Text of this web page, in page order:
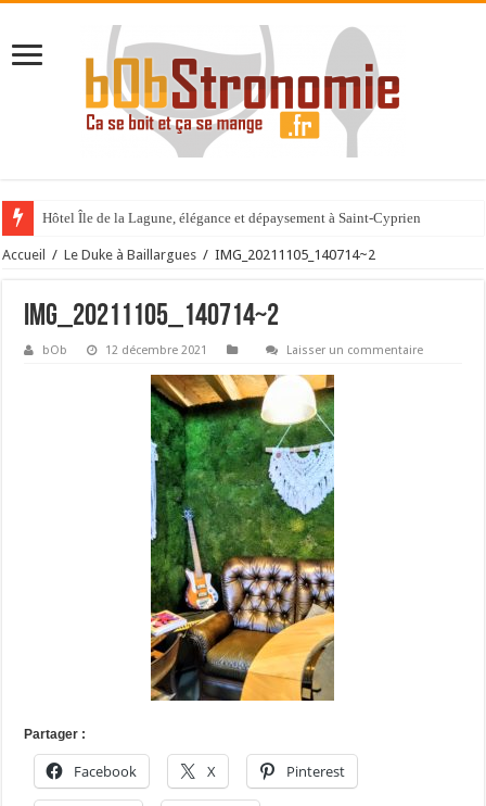
Hôtel Île de la Lagune, élégance et dépaysement à Saint-Cyprien
La Villa Duflot, pépite perpignanaise
Accueil / Le Duke à Baillargues / IMG_20211105_140714~2
IMG_20211105_140714~2
bOb 12 décembre 2021 Laisser un commentaire
Partager :
Facebook X Pinterest